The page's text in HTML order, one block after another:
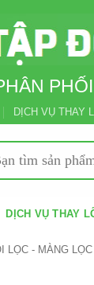
DỊCH VỤ THAY
DỊCH VỤ THAY
LỌC - MÀNG LỌC